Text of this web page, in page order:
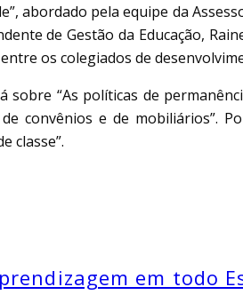
pela equipe da
de Gestão da Educação,
os colegiados de
“As políticas de
convênios e de mobiliários”.
classe”.
em todo